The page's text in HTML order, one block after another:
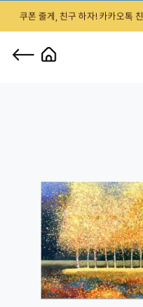
쿠폰 줄게, 친구 하자! 카카오톡